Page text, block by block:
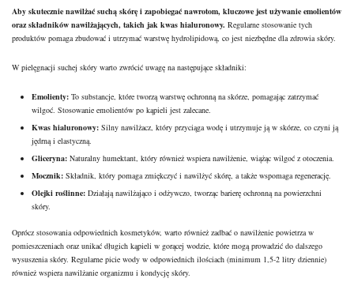
Aby skutecznie nawilżać suchą skórę i zapobiegać nawrotom, kluczowe jest używanie emolientów
oraz składników nawilżających, takich jak kwas hialuronowy. Regularne stosowanie tych
produktów pomaga zbudować i utrzymać warstwę hydrolipidową, co jest niezbędne dla zdrowia skóry.
W pielęgnacji suchej skóry warto zwrócić uwagę na następujące składniki:
Emolienty: To substancje, które tworzą warstwę ochronną na skórze, pomagając zatrzymać
wilgoć. Stosowanie emolientów po kąpieli jest zalecane.
Kwas hialuronowy: Silny nawilżacz, który przyciąga wodę i utrzymuje ją w skórze, co czyni ją
jędrną i elastyczną.
Gliceryna: Naturalny humektant, który również wspiera nawilżenie, wiążąc wilgoć z otoczenia.
Mocznik: Składnik, który pomaga zmiękczyć i nawilżyć skórę, a także wspomaga regenerację.
Olejki roślinne: Działają nawilżająco i odżywczo, tworząc barierę ochronną na powierzchni
skóry.
Oprócz stosowania odpowiednich kosmetyków, warto również zadbać o nawilżenie powietrza w
pomieszczeniach oraz unikać długich kąpieli w gorącej wodzie, które mogą prowadzić do dalszego
wysuszenia skóry. Regularne picie wody w odpowiednich ilościach (minimum 1,5-2 litry dziennie)
również wspiera nawilżanie organizmu i kondycję skóry.